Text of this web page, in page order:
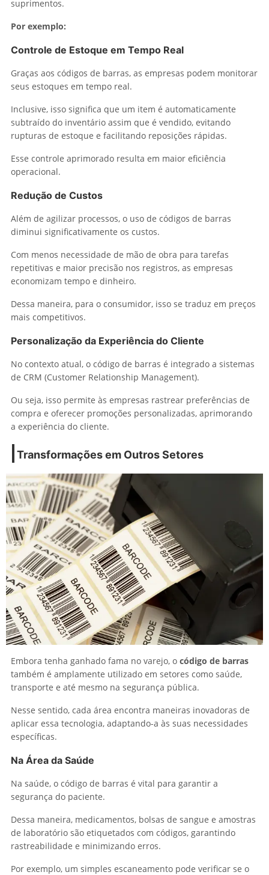
suprimentos.
Por exemplo:
Controle de Estoque em Tempo Real
Graças aos códigos de barras, as empresas podem monitorar
seus estoques em tempo real.
Inclusive, isso significa que um item é automaticamente
subtraído do inventário assim que é vendido, evitando
rupturas de estoque e facilitando reposições rápidas.
Esse controle aprimorado resulta em maior eficiência
operacional.
Redução de Custos
Além de agilizar processos, o uso de códigos de barras
diminui significativamente os custos.
Com menos necessidade de mão de obra para tarefas
repetitivas e maior precisão nos registros, as empresas
economizam tempo e dinheiro.
Dessa maneira, para o consumidor, isso se traduz em preços
mais competitivos.
Personalização da Experiência do Cliente
No contexto atual, o código de barras é integrado a sistemas
de CRM (Customer Relationship Management).
Ou seja, isso permite às empresas rastrear preferências de
compra e oferecer promoções personalizadas, aprimorando
a experiência do cliente.
Transformações em Outros Setores
Embora tenha ganhado fama no varejo, o código de barras
também é amplamente utilizado em setores como saúde,
transporte e até mesmo na segurança pública.
Nesse sentido, cada área encontra maneiras inovadoras de
aplicar essa tecnologia, adaptando-a às suas necessidades
específicas.
Na Área da Saúde
Na saúde, o código de barras é vital para garantir a
segurança do paciente.
Dessa maneira, medicamentos, bolsas de sangue e amostras
de laboratório são etiquetados com códigos, garantindo
rastreabilidade e minimizando erros.
Por exemplo, um simples escaneamento pode verificar se o